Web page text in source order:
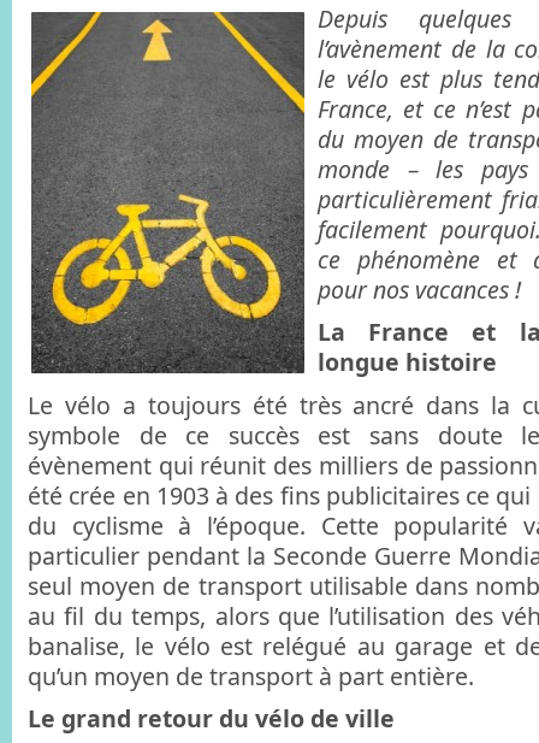
Depuis
l’avènement de la
le vélo est plus
France, et ce n’est
du moyen de
monde – les
particulièrement
facilement
ce phénomène et
pour nos vacances !
La France et
longue histoire
Le vélo a toujours été très ancré dans la
symbole de ce succès est sans doute
évènement qui réunit des milliers de
été crée en 1903 à des fins publicitaires ce
du cyclisme à l’époque. Cette popularité
particulier pendant la Seconde Guerre
seul moyen de transport utilisable dans
au fil du temps, alors que l’utilisation des
banalise, le vélo est relégué au garage et
qu’un moyen de transport à part entière.
Le grand retour du vélo de ville